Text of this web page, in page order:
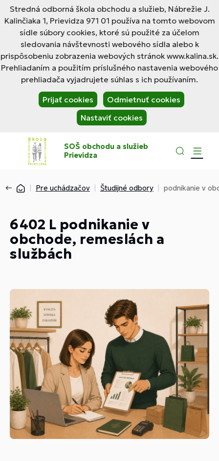
Stredná odborná škola obchodu a služieb, Nábrežie J.
Kalinčiaka 1, Prievidza 971 01 používa na tomto webovom
sídle súbory cookies, ktoré sú použité za účelom
sledovania návštevnosti webového sídla alebo k
prispôsobeniu zobrazenia webových stránok www.kalina.sk.
Prehliadaním a použitím príslušného nastavenia webového
prehliadača vyjadrujete súhlas s ich používaním.
Prijať cookies
Odmietnuť cookies
Nastaviť cookies
SOŠ obchodu a služieb
Prievidza
Pre uchádzačov Študijné odbory podnikanie v
6402 L podnikanie v
obchode, remeslách a
službách